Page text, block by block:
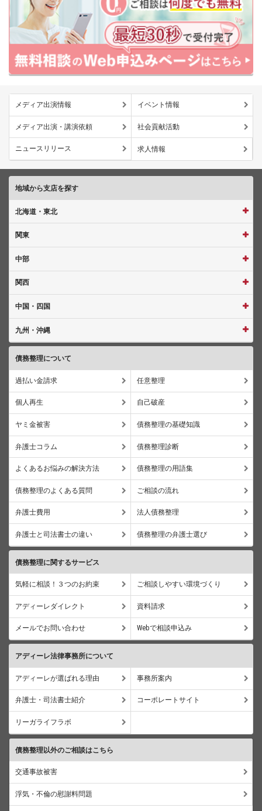
メディア出演情報 イベント情報
メディア出演・講演依頼 社会貢献活動
ニュースリリース 求人情報
地域から支店を探す
北海道・東北
関東
中部
関西
中国・四国
九州・沖縄
債務整理について
過払い金請求 任意整理
個人再生 自己破産
ヤミ金被害 債務整理の基礎知識
弁護士コラム 債務整理診断
よくあるお悩みの解決方法 債務整理の用語集
債務整理のよくある質問 ご相談の流れ
弁護士費用 法人債務整理
弁護士と司法書士の違い 債務整理の弁護士選び
債務整理に関するサービス
気軽に相談！３つのお約束 ご相談しやすい環境づくり
アディーレダイレクト 資料請求
メールでお問い合わせ Webで相談申込み
アディーレ法律事務所について
アディーレが選ばれる理由 事務所案内
弁護士・司法書士紹介 コーポレートサイト
リーガライフラボ
債務整理以外のご相談はこちら
交通事故被害
浮気・不倫の慰謝料問題